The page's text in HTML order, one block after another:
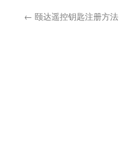
← 颐达遥控钥匙注册方法